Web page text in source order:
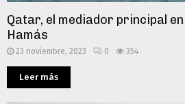
Qatar, el mediador principal
Hamás
23 noviembre, 2023 0 354
Leer más